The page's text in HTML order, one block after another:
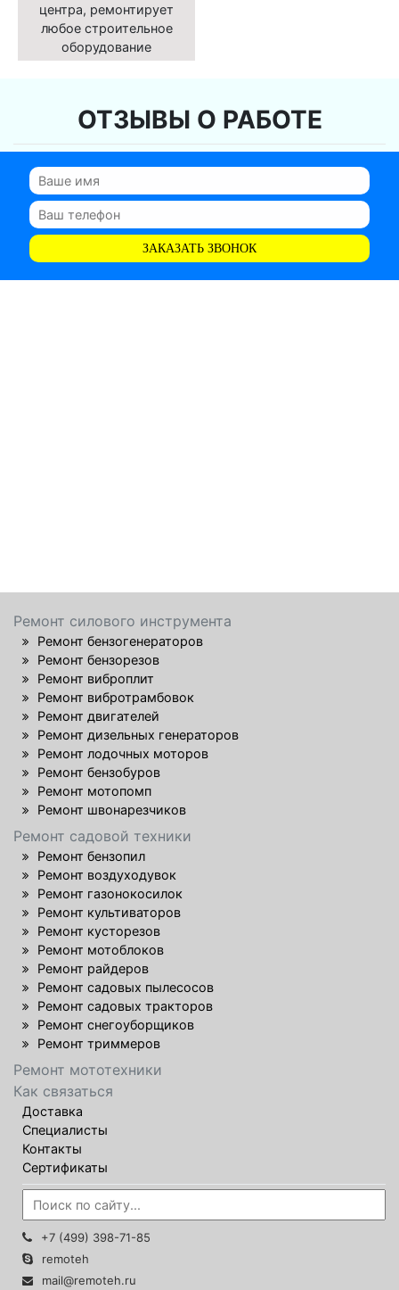
центра, ремонтирует
любое строительное
оборудование
ОТЗЫВЫ О РАБОТЕ
ЗАКАЗАТЬ ЗВОНОК
Ремонт силового инструмента
Ремонт бензогенераторов
Ремонт бензорезов
Ремонт виброплит
Ремонт вибротрамбовок
Ремонт двигателей
Ремонт дизельных генераторов
Ремонт лодочных моторов
Ремонт бензобуров
Ремонт мотопомп
Ремонт швонарезчиков
Ремонт садовой техники
Ремонт бензопил
Ремонт воздуходувок
Ремонт газонокосилок
Ремонт культиваторов
Ремонт кусторезов
Ремонт мотоблоков
Ремонт райдеров
Ремонт садовых пылесосов
Ремонт садовых тракторов
Ремонт снегоуборщиков
Ремонт триммеров
Ремонт мототехники
Как связаться
Доставка
Специалисты
Контакты
Сертификаты
+7 (499) 398-71-85
remoteh
mail@remoteh.ru